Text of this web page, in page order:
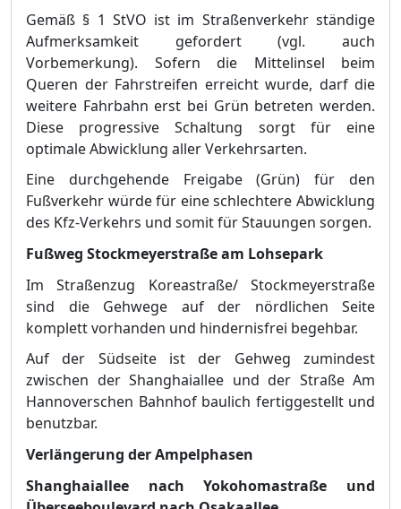
Gemäß § 1 StVO ist im Straßenverkehr ständige
Aufmerksamkeit gefordert (vgl. auch
Vorbemerkung). Sofern die Mittelinsel beim
Queren der Fahrstreifen erreicht wurde, darf die
weitere Fahrbahn erst bei Grün betreten werden.
Diese progressive Schaltung sorgt für eine
optimale Abwicklung aller Verkehrsarten.
Eine durchgehende Freigabe (Grün) für den
Fußverkehr würde für eine schlechtere Abwicklung
des Kfz-Verkehrs und somit für Stauungen sorgen.
Fußweg Stockmeyerstraßeam Lohsepark
Im Straßenzug Koreastraße/ Stockmeyerstraße
sind die Gehwege auf der nördlichen Seite
komplett vorhanden und hindernisfrei begehbar.
Auf der Südseite ist der Gehweg zumindest
zwischen der Shanghaiallee und der Straße Am
Hannoverschen Bahnhof baulich fertiggestellt und
benutzbar.
Verlängerung der Ampelphasen
Shanghaiallee nach Yokohomastraße und